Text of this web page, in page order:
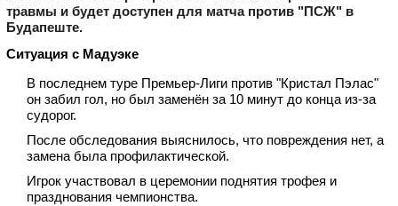
травмы и будет доступен для матча против "ПСЖ" в
Будапеште.
Ситуация с Мадуэке
В последнем туре Премьер‑Лиги против "Кристал Пэлас"
он забил гол, но был заменён за 10 минут до конца из‑за
судорог.
После обследования выяснилось, что повреждения нет, а
замена была профилактической.
Игрок участвовал в церемонии поднятия трофея и
празднования чемпионства.